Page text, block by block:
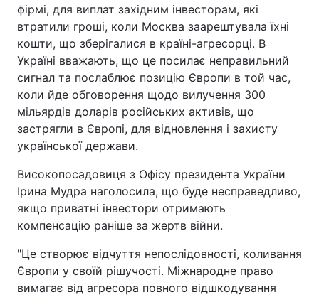
фірмі, для виплат західним інвесторам, які
втратили гроші, коли Москва заарештувала їхні
кошти, що зберігалися в країні-агресорці. В
Україні вважають, що це посилає неправильний
сигнал та послаблює позицію Європи в той час,
коли йде обговорення щодо вилучення 300
мільярдів доларів російських активів, що
застрягли в Європі, для відновлення і захисту
української держави.
Високопосадовиця з Офісу президента України
Ірина Мудра наголосила, що буде несправедливо,
якщо приватні інвестори отримають
компенсацію раніше за жертв війни.
"Це створює відчуття непослідовності, коливання
Європи у своїй рішучості. Міжнародне право
вимагає від агресора повного відшкодування